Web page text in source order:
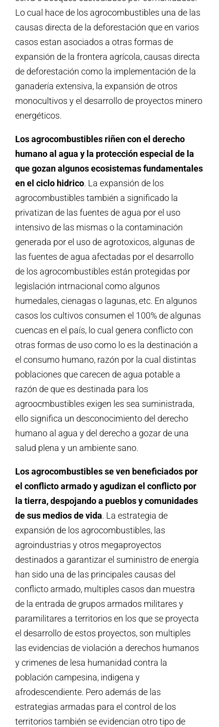
Lo cual hace de los agrocombustibles una de las
causas directa de la deforestación que en varios
casos estan asociados a otras formas de
expansión de la frontera agrícola, causas directa
de deforestación como la implementación de la
ganadería extensiva, la expansión de otros
monocultivos y el desarrollo de proyectos minero
energéticos.
Los agrocombustibles riñen con el derecho
humano al agua y la protección especial de la
que gozan algunos ecosistemas fundamentales
en el ciclo hidrico. La expansión de los
agrocombustibles también a significado la
privatizan de las fuentes de agua por el uso
intensivo de las mismas o la contaminación
generada por el uso de agrotoxicos, algunas de
las fuentes de agua afectadas por el desarrollo
de los agrocombustibles están protegidas por
legislación intrnacional como algunos
humedales, cienagas o lagunas, etc. En algunos
casos los cultivos consumen el 100% de algunas
cuencas en el país, lo cual genera conflicto con
otras formas de uso como lo es la destinación a
el consumo humano, razón por la cual distintas
poblaciones que carecen de agua potable a
razón de que es destinada para los
agroocmbustibles exigen les sea suministrada,
ello significa un desconocimiento del derecho
humano al agua y del derecho a gozar de una
salud plena y un ambiente sano.
Los agrocombustibles se ven beneficiados por
el conflicto armado y agudizan el conflicto por
la tierra, despojando a pueblos y comunidades
de sus medios de vida. La estrategia de
expansión de los agrocombustibles, las
agroindustrias y otros megaproyectos
destinados a garantizar el suministro de energía
han sido una de las principales causas del
conflicto armado, multiples casos dan muestra
de la entrada de grupos armados militares y
paramilitares a territorios en los que se proyecta
el desarrollo de estos proyectos, son multiples
las evidencias de violación a derechos humanos
y crimenes de lesa humanidad contra la
población campesina, indigena y
afrodescendiente. Pero además de las
estrategias armadas para el control de los
territorios también se evidencian otro tipo de